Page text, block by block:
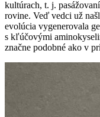
kultúrach, t. j.
rovine. Veď vedci už
evolúcia vygenerovala
s kľúčovými
značne podobné ako v